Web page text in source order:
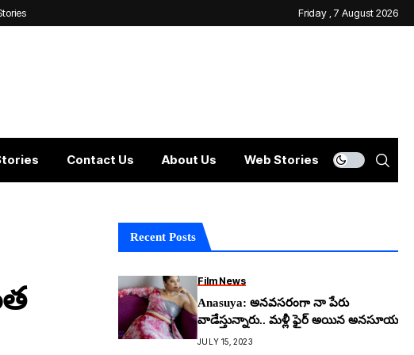
Friday , 7 August 2026
Contact Us About Us Web Stories
Recent Posts
Film News
Anasuya: అన‌వ‌స‌రంగా నా పేరు
వాడేస్తున్నారు.. మ‌ళ్లీ ఫైర్ అయిన అన‌సూయ‌
JULY 15, 2023